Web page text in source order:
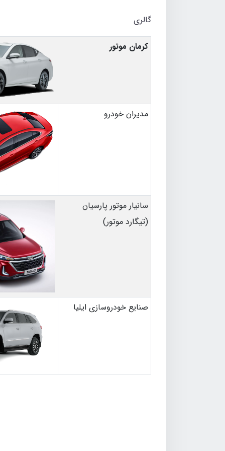
گالری
کرمان موتور
مدیران خودرو
سانیار موتور پارسیان
(تیگارد موتور)
صنایع خودروسازی ایلیا